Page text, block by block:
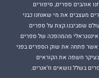
אוהבים ספרים, סיפורים
מעצבים את מי שאנחנו כבני
שסביבנו.קצת על ספרים
אינטגראלי מהמהפכה של ספרים
אשר פתחה את שוק הספרים בפני
חשפה את הקוראים
בשלל נושאים וז'אנרים.